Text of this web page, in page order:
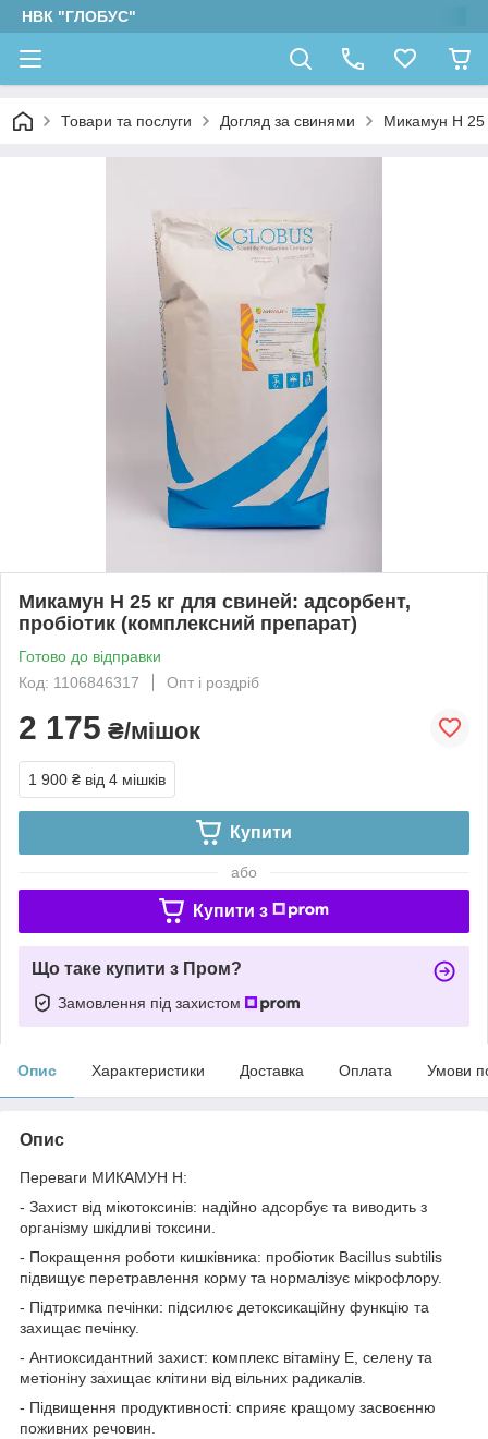
НВК "ГЛОБУС"
Товари та послуги Догляд за свинями Микамун Н 25
Микамун Н 25 кг для свиней: адсорбент,
пробіотик (комплексний препарат)
Готово до відправки
Код: 1106846317
Опт і роздріб
2 175 ₴/мішок
1 900 ₴ від 4 мішків
Купити
або
Купити з
Що таке купити з Пром?
Замовлення під захистом
Опис Характеристики Доставка Оплата Умови
Опис
Переваги МИКАМУН Н:
- Захист від мікотоксинів: надійно адсорбує та виводить з
організму шкідливі токсини.
- Покращення роботи кишківника: пробіотик Bacillus subtilis
підвищує перетравлення корму та нормалізує мікрофлору.
- Підтримка печінки: підсилює детоксикаційну функцію та
захищає печінку.
- Антиоксидантний захист: комплекс вітаміну Е, селену та
метіоніну захищає клітини від вільних радикалів.
- Підвищення продуктивності: сприяє кращому засвоєнню
поживних речовин.